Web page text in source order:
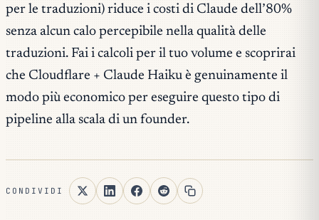
per le traduzioni) riduce i costi di Claude dell’80%
senza alcun calo percepibile nella qualità delle
traduzioni. Fai i calcoli per il tuo volume e scoprirai
che Cloudflare + Claude Haiku è genuinamente il
modo più economico per eseguire questo tipo di
pipeline alla scala di un founder.
CONDIVIDI